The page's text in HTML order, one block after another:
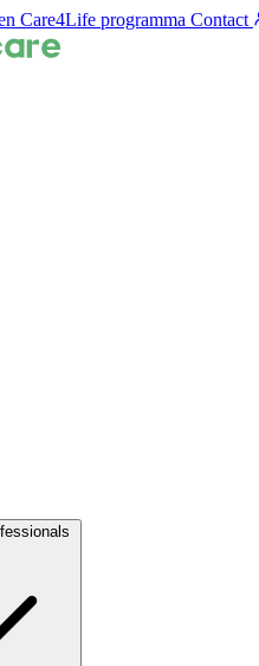
Care4Life programma Contact